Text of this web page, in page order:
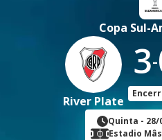
Copa Sul-
River Plate
3-
Quinta - 28/
Estadio